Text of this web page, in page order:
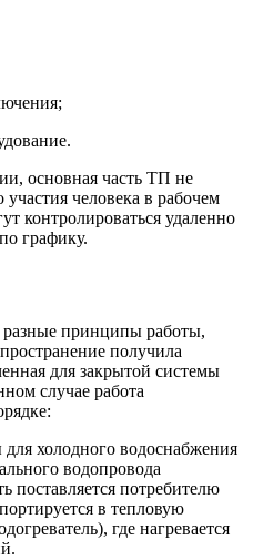
основная часть ТП не
человека в рабочем
контролироваться удаленно
графику.
принципы работы,
получила
для закрытой системы
случае работа
холодного водоснабжения
водопровода
поставляется потребителю
в тепловую
где нагревается